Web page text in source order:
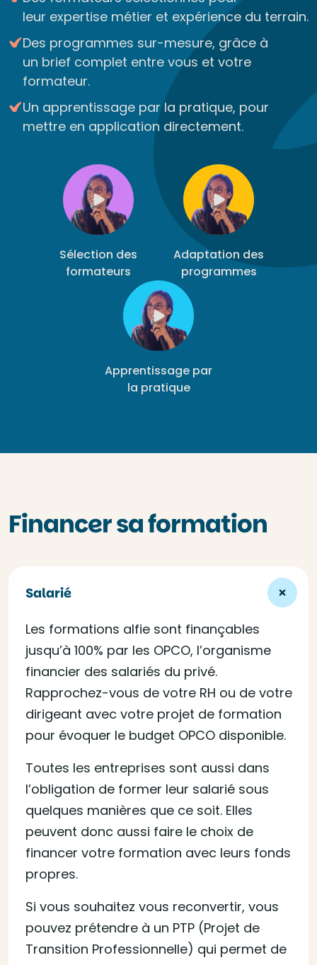
leur expertise métier et expérience du terrain.
Des programmes sur-mesure, grâce à
un brief complet entre vous et votre
formateur.
Un apprentissage par la pratique, pour
mettre en application directement.
Sélection des
formateurs
Adaptation des
programmes
Apprentissage par
la pratique
Financer sa formation
Salarié
Les formations alfie sont finançables
jusqu’à 100% par les OPCO, l’organisme
financier des salariés du privé.
Rapprochez-vous de votre RH ou de votre
dirigeant avec votre projet de formation
pour évoquer le budget OPCO disponible.
Toutes les entreprises sont aussi dans
l’obligation de former leur salarié sous
quelques manières que ce soit. Elles
peuvent donc aussi faire le choix de
financer votre formation avec leurs fonds
propres.
Si vous souhaitez vous reconvertir, vous
pouvez prétendre à un PTP (Projet de
Transition Professionnelle) qui permet de